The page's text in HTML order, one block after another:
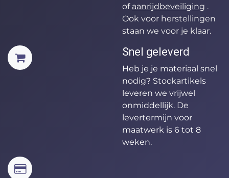
of aanrijdbeveiliging .
Ook voor herstellingen
staan we voor je klaar.
Snel geleverd
Heb je je materiaal snel
nodig? Stockartikels
leveren we vrijwel
onmiddellijk. De
levertermijn voor
maatwerk is 6 tot 8
weken.